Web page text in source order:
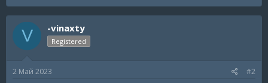
V -vinaxty
Registered
2 Май 2023 #2